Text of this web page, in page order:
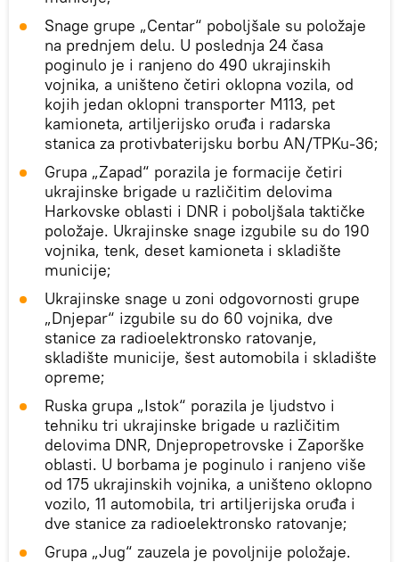
Snage grupe „Centar“ poboljšale su položaje
na prednjem delu. U poslednja 24 časa
poginulo je i ranjeno do 490 ukrajinskih
vojnika, a uništeno četiri oklopna vozila, od
kojih jedan oklopni transporter M113, pet
kamioneta, artiljerijsko oruđa i radarska
stanica za protivbaterijsku borbu AN/TPKu-36;
Grupa „Zapad“ porazila je formacije četiri
ukrajinske brigade u različitim delovima
Harkovske oblasti i DNR i poboljšala taktičke
položaje. Ukrajinske snage izgubile su do 190
vojnika, tenk, deset kamioneta i skladište
municije;
Ukrajinske snage u zoni odgovornosti grupe
„Dnjepar“ izgubile su do 60 vojnika, dve
stanice za radioelektronsko ratovanje,
skladište municije, šest automobila i skladište
opreme;
Ruska grupa „Istok“ porazila je ljudstvo i
tehniku tri ukrajinske brigade u različitim
delovima DNR, Dnjepropetrovske i Zaporške
oblasti. U borbama je poginulo i ranjeno više
od 175 ukrajinskih vojnika, a uništeno oklopno
vozilo, 11 automobila, tri artiljerijska oruđa i
dve stanice za radioelektronsko ratovanje;
Grupa „Jug“ zauzela je povoljnije položaje.